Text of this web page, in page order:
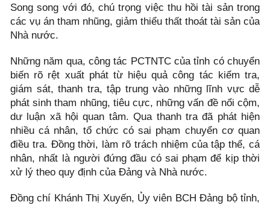
Song song với đó, chú trọng việc thu hồi tài sản trong
các vụ án tham nhũng, giảm thiểu thất thoát tài sản của
Nhà nước.
Những năm qua, công tác PCTNTC của tỉnh có chuyển
biến rõ rệt xuất phát từ hiệu quả công tác kiểm tra,
giám sát, thanh tra, tập trung vào những lĩnh vực dễ
phát sinh tham nhũng, tiêu cực, những vấn đề nổi cộm,
dư luận xã hội quan tâm. Qua thanh tra đã phát hiện
nhiều cá nhân, tổ chức có sai phạm chuyển cơ quan
điều tra. Đồng thời, làm rõ trách nhiệm của tập thể, cá
nhân, nhất là người đứng đầu có sai phạm để kịp thời
xử lý theo quy định của Đảng và Nhà nước.
Đồng chí Khánh Thị Xuyến, Ủy viên BCH Đảng bộ tỉnh,